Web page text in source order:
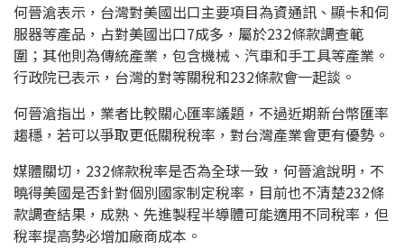
何晉滄表示，台灣對美國出口主要項目為資通訊、顯卡和伺
服器等產品，占對美國出口7成多，屬於232條款調查範
圍；其他則為傳統產業，包含機械、汽車和手工具等產業。
行政院已表示，台灣的對等關稅和232條款會一起談。
何晉滄指出，業者比較關心匯率議題，不過近期新台幣匯率
趨穩，若可以爭取更低關稅稅率，對台灣產業會更有優勢。
媒體關切，232條款稅率是否為全球一致，何晉滄說明，不
曉得美國是否針對個別國家制定稅率，目前也不清楚232條
款調查結果，成熟、先進製程半導體可能適用不同稅率，但
稅率提高勢必增加廠商成本。